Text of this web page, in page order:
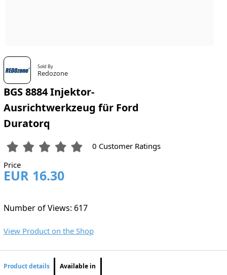
Sold By
Redozone
BGS 8884 Injektor-
Ausrichtwerkzeug für Ford
Duratorq
0 Customer Ratings
Price
EUR 16.30
Number of Views: 617
View Product on the Shop
Product details Available in